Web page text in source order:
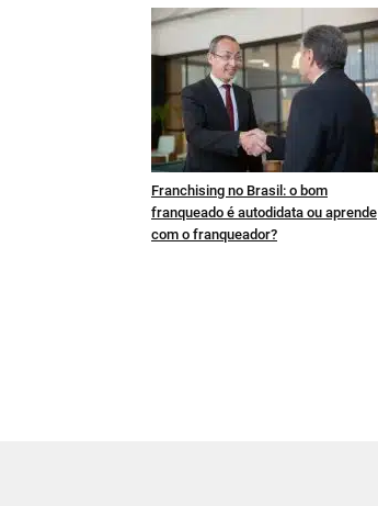
Franchising no Brasil: o bom
franqueado é autodidata ou aprende
com o franqueador?